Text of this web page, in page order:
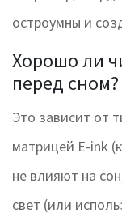
остроумны и
Хорошо ли
перед сном?
Это зависит от
матрицей E-ink
не влияют на
свет (или